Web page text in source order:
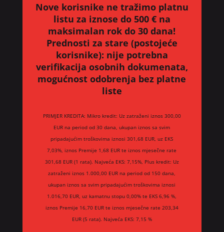
Nove korisnike ne tražimo platnu
listu za iznose do 500 € na
maksimalan rok do 30 dana!
Prednosti za stare (postojeće
korisnike): nije potrebna
verifikacija osobnih dokumenata,
mogućnost odobrenja bez platne
liste
PRIMJER KREDITA: Mikro kredit: Uz zatraženi iznos 300,00
EUR na period od 30 dana, ukupan iznos sa svim
pripadajućim troškovima iznosi 301,68 EUR, uz EKS
7,03%, iznos Premije 1,68 EUR te iznos mjesečne rate
301,68 EUR (1 rata). Najveća EKS: 7,15%, Plus kredit: Uz
zatraženi iznos 1.000,00 EUR na period od 150 dana,
ukupan iznos sa svim pripadajućim troškovima iznosi
1.016,70 EUR, uz kamatnu stopu 0,00% te EKS 6,96 %,
iznos Premije 16,70 EUR te iznos mjesečne rate 203,34
EUR (5 rata). Najveća EKS: 7,15 %